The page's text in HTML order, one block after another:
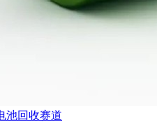
池回收赛道